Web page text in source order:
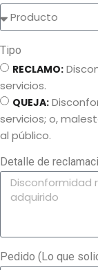
Tipo de
Tipo
RECLAMO:
servicios.
QUEJA:
servicios; o,
al público.
Detalle de